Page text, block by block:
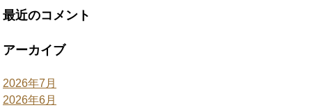
最近のコメント
アーカイブ
2026年7月
2026年6月